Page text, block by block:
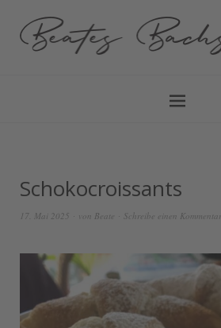
Schokocroissants
17. Mai 2025 von Beate Schreibe einen Kommentar